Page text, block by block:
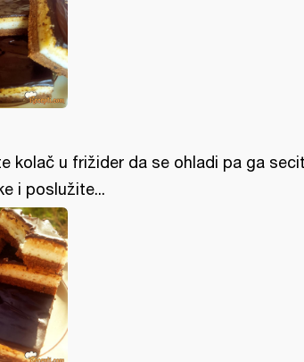
kolač u frižider da se ohladi pa ga
i poslužite...